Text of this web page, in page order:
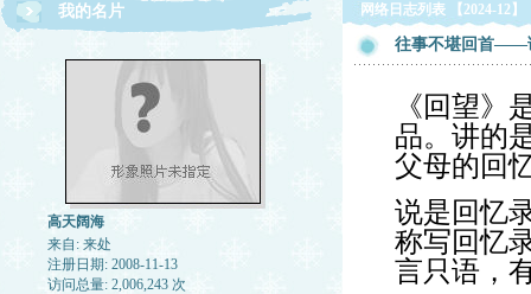
我的名片
高天阔海
来自: 来处
注册日期: 2008-11-13
访问总量: 2,006,243 次
网络日志列表 【2024-12】
往事不堪回首——
《回望》
品。讲的
父母的回
说是回忆
称写回忆
言只语，